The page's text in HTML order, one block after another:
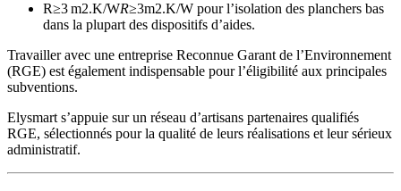
R≥3 m2.K/WR≥3m2.K/W pour l’isolation des planchers bas
dans la plupart des dispositifs d’aides.
Travailler avec une entreprise Reconnue Garant de l’Environnement
(RGE) est également indispensable pour l’éligibilité aux principales
subventions.
Elysmart s’appuie sur un réseau d’artisans partenaires qualifiés
RGE, sélectionnés pour la qualité de leurs réalisations et leur sérieux
administratif.